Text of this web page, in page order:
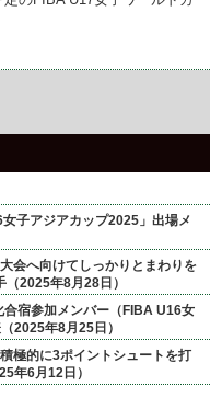
子アジアカップ2025」出場メ
会へ向けてしっかりとまわりを
2025年8月28日）
宿参加メンバー（FIBA U16女
2025年8月25日）
極的に3ポイントシュートを打
年6月12日）